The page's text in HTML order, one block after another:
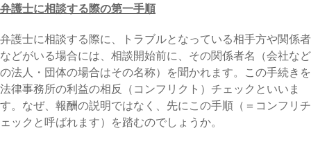
弁護士に相談する際の第一手順
弁護士に相談する際に、トラブルとなっている相手方や関係者
などがいる場合には、相談開始前に、その関係者名（会社など
の法人・団体の場合はその名称）を聞かれます。この手続きを
法律事務所の利益の相反（コンフリクト）チェックといいま
す。なぜ、報酬の説明ではなく、先にこの手順（＝コンフリチ
ェックと呼ばれます）を踏むのでしょうか。